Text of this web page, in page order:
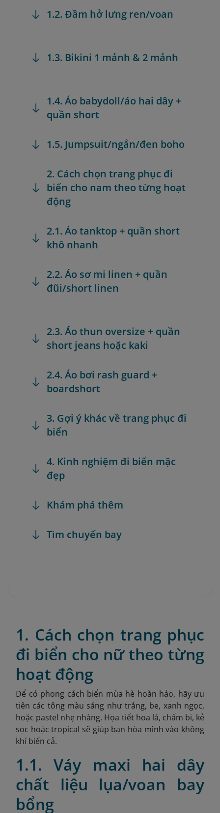
1.2. Đầm hở lưng ren/voan
1.3. Bikini 1 mảnh & 2 mảnh
1.4. Áo babydoll/áo hai dây +
quần short
1.5. Jumpsuit/ngắn/đen boho
2. Cách chọn trang phục đi
biển cho nam theo từng hoạt
động
2.1. Áo tanktop + quần short
khô nhanh
2.2. Áo sơ mi linen + quần
đũi/short linen
2.3. Áo thun oversize + quần
short jeans hoặc kaki
2.4. Áo bơi rash guard +
boardshort
3. Gợi ý khác về trang phục đi
biển
4. Kinh nghiệm đi biển mặc
đẹp
Khám phá thêm
Tìm chuyến bay
1. Cách chọn trang phục
đi biển cho nữ theo từng
hoạt động
Để có phong cách biển mùa hè hoàn hảo, hãy ưu
tiên các tông màu sáng như trắng, be, xanh ngọc,
hoặc pastel nhẹ nhàng. Họa tiết hoa lá, chấm bi, kẻ
sọc hoặc tropical sẽ giúp bạn hòa mình vào không
khí biển cả.
1.1. Váy maxi hai dây
chất liệu lụa/voan bay
bổng